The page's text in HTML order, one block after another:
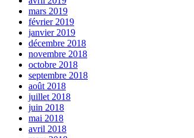
mars 2019
février 2019
janvier 2019
décembre 2018
novembre 2018
octobre 2018
septembre 2018
août 2018
juillet 2018
juin 2018
mai 2018
avril 2018